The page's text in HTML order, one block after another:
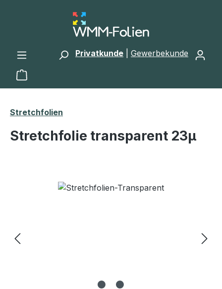
Zum Hauptinhalt springen
Privatkunde Gewerbekunde
Warenkorb enthält 0 Positionen. Der
Stretchfolien
Stretchfolie transparent 23μ
Bildergalerie überspringen